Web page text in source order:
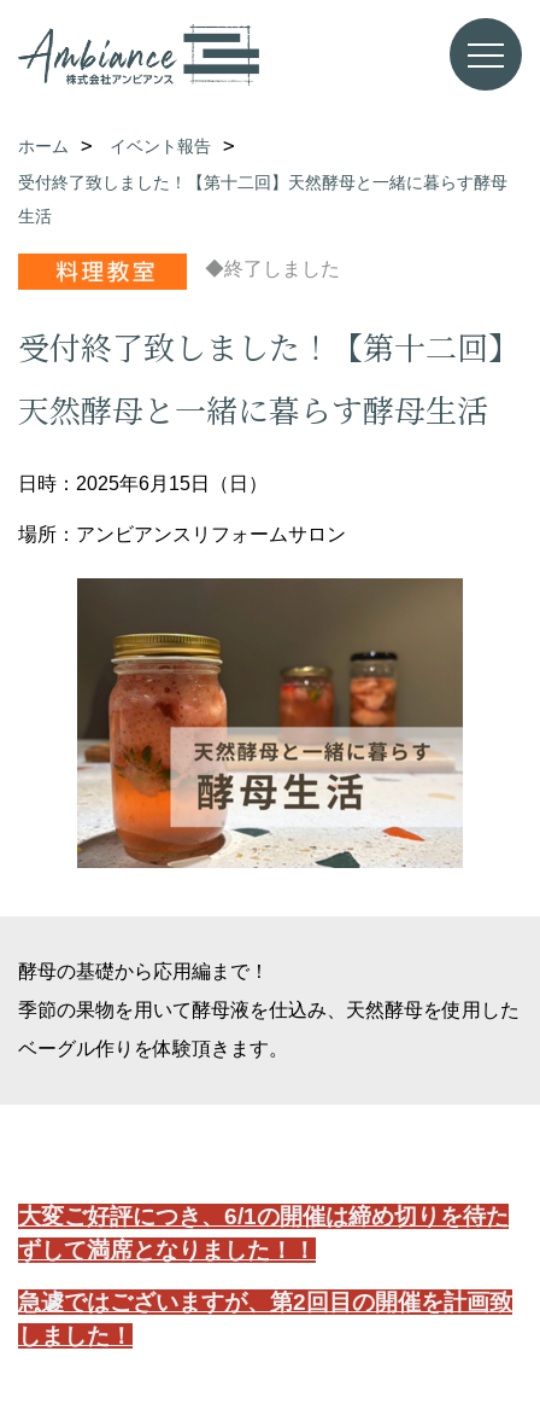
ホーム
イベント報告
受付終了致しました！【第十二回】天然酵母と一緒に暮らす酵母
生活
◆終了しました
受付終了致しました！【第十二回】
天然酵母と一緒に暮らす酵母生活
日時：2025年6月15日（日）
場所：アンビアンスリフォームサロン
酵母の基礎から応用編まで！
季節の果物を用いて酵母液を仕込み、天然酵母を使用した
ベーグル作りを体験頂きます。
大変ご好評につき、6/1の開催は締め切りを待た
ずして満席となりました！！
急遽ではございますが、第2回目の開催を計画致
しました！